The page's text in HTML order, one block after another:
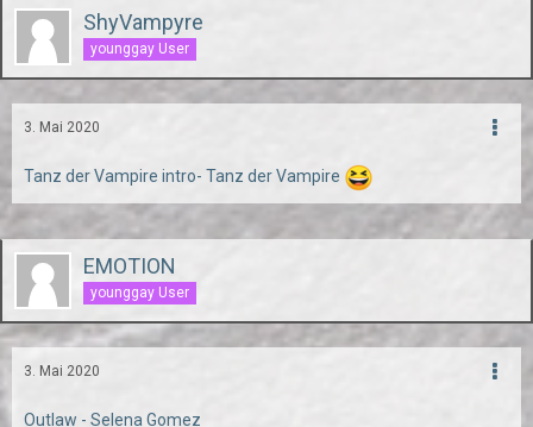
ShyVampyre
younggay User
3. Mai 2020
Tanz der Vampire intro- Tanz der Vampire
EMOTION
younggay User
3. Mai 2020
Outlaw - Selena Gomez